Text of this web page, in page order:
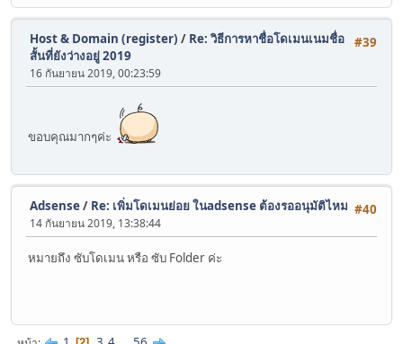
#39
Host & Domain (register) / Re: วิธีการหาชื่อโดเมนเนมชื่อ
สั้นที่ยังว่างอยู่ 2019
16 กันยายน 2019, 00:23:59
ขอบคุณมากๆค่ะ
#40
Adsense/ Re: เพิ่มโดเมนย่อย ในadsense ต้องรออนุมัติไหม
14 กันยายน 2019, 13:38:44
หมายถึง ซับโดเมน หรือ ซับ Folder ค่ะ